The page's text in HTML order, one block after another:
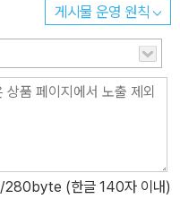
게시물 운영 원칙
/280byte (한글 140자 이내)